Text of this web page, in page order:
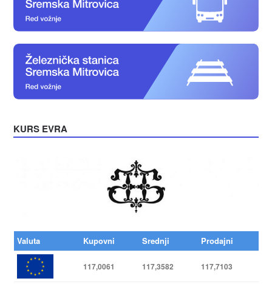
KURS EVRA
Valuta Kupovni Srednji Prodajni
117,0061 117,3582 117,7103